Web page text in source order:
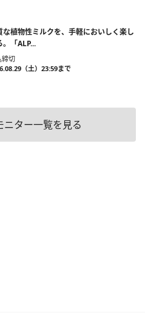
な植物性ミルクを、手軽においしく楽し
。「ALP...
締切
（土）23:59まで
ニター一覧を見る